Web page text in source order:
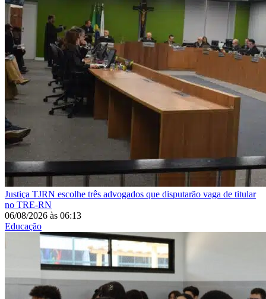
Justiça TJRN escolhe três advogados que disputarão vaga de titular
no TRE-RN
06/08/2026 às 06:13
Educação